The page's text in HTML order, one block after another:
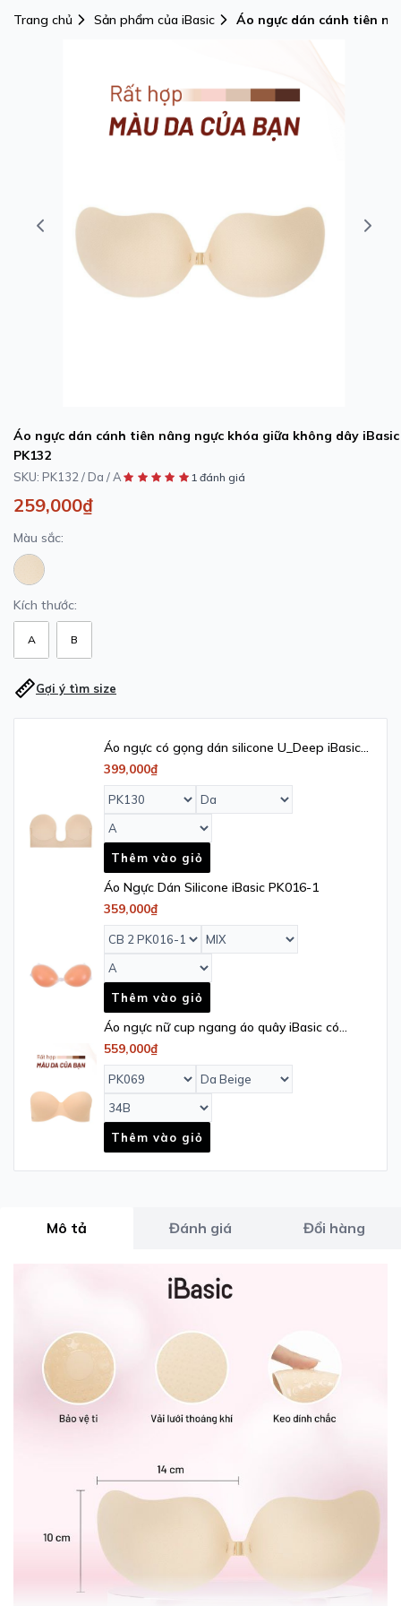
Trang chủ Sản phẩm của iBasic
Áo ngực dán cánh tiên
Áo ngực dán cánh tiên nâng ngực khóa giữa không dây
PK132
SKU: PK132 / Da / A 1 đánh giá
259,000₫
Màu sắc:
Kích thước:
A B
Gợi ý tìm size
Áo ngực có gọng dán silicone U_Deep iBasic
- PK130
399,000₫
Thêm vào giỏ
Áo Ngực Dán Silicone iBasic PK016-1
359,000₫
Thêm vào giỏ
Áo ngực nữ cup ngang áo quây iBasic có
gọng không dây kèm phụ kiện dây trong -
PK069
559,000₫
Thêm vào giỏ
Mô tả Đánh giá Đổi hàng